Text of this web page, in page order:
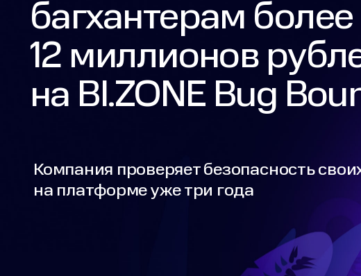
багхантерам более
12 миллионов
на BI.ZONE Bug
Компания проверяет безопасность
на платформе уже три года